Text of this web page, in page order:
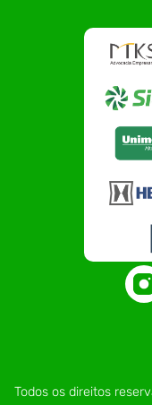
Todos os direitos